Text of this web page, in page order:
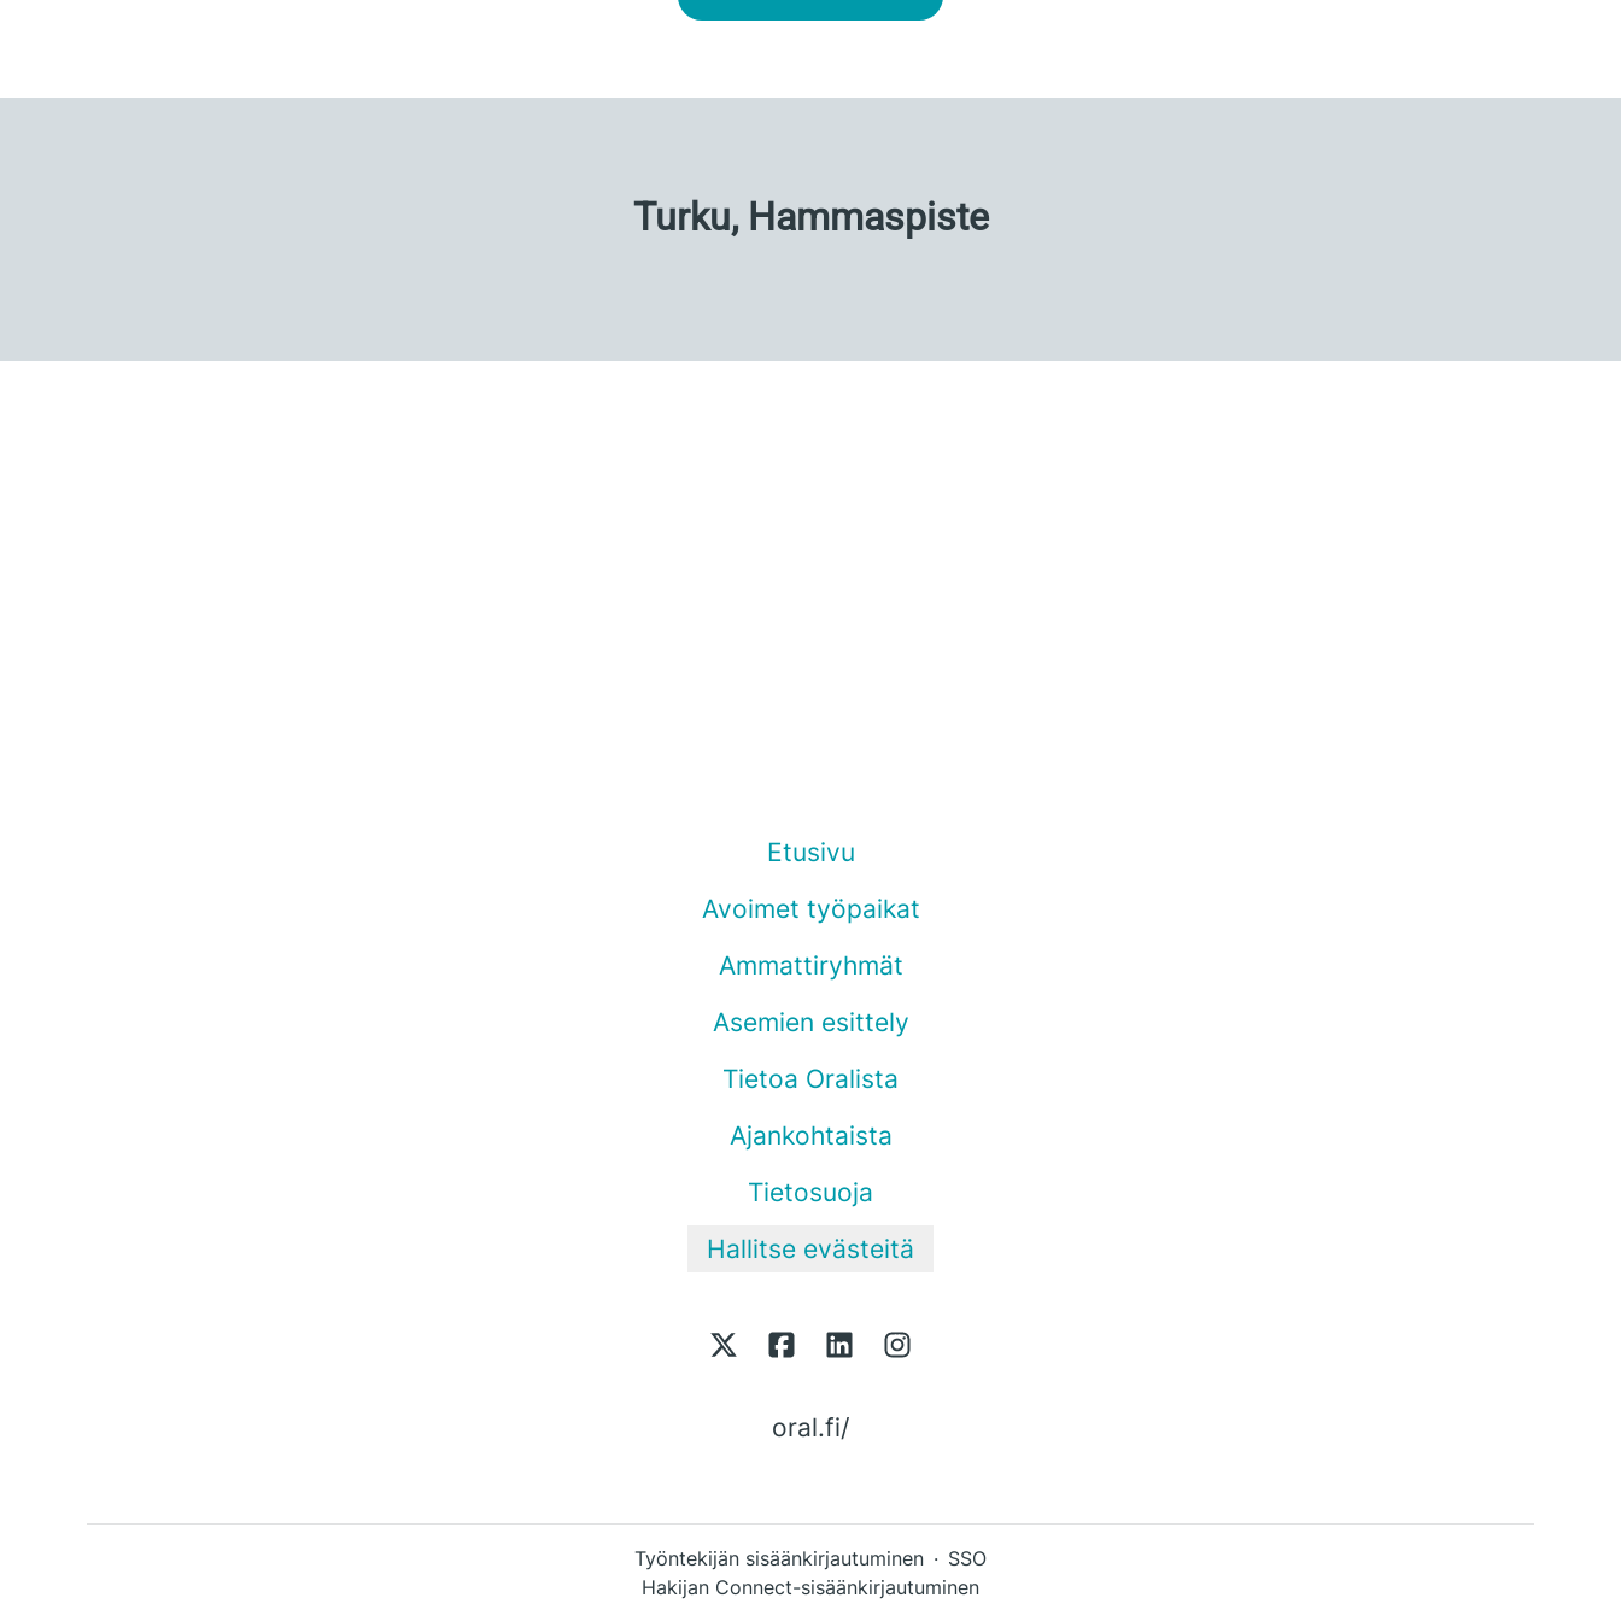
Turku, Hammaspiste
Etusivu
Avoimet työpaikat
Ammattiryhmät
Asemien esittely
Tietoa Oralista
Ajankohtaista
Tietosuoja
Hallitse evästeitä
oral.fi/
Työntekijän sisäänkirjautuminen · SSO
Hakijan Connect-sisäänkirjautuminen